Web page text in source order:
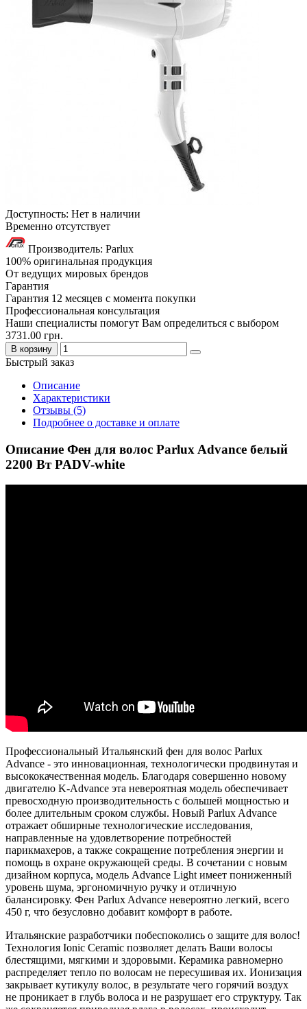
Доступность: Нет в наличии
Временно отсутствует
Производитель: Parlux
100% оригинальная продукция
От ведущих мировых брендов
Гарантия
Гарантия 12 месяцев с момента покупки
Профессиональная консультация
Наши специалисты помогут Вам определиться с выбором
3731.00 грн.
В корзину
Быстрый заказ
Описание
Характеристики
Отзывы (5)
Подробнее о доставке и оплате
Описание Фен для волос Parlux Advance белый
2200 Вт PADV-white
Профессиональный Итальянский фен для волос Parlux
Advance - это инновационная, технологически продвинутая и
высококачественная модель. Благодаря совершенно новому
двигателю K-Advance эта невероятная модель обеспечивает
превосходную производительность с большей мощностью и
более длительным сроком службы. Новый Parlux Advance
отражает обширные технологические исследования,
направленные на удовлетворение потребностей
парикмахеров, а также сокращение потребления энергии и
помощь в охране окружающей среды. В сочетании с новым
дизайном корпуса, модель Advance Light имеет пониженный
уровень шума, эргономичную ручку и отличную
балансировку. Фен Parlux Advance невероятно легкий, всего
450 г, что безусловно добавит комфорт в работе.
Итальянские разработчики побеспоколись о защите для волос!
Технология Ionic Ceramic позволяет делать Ваши волосы
блестящими, мягкими и здоровыми. Керамика равномерно
распределяет тепло по волосам не пересушивая их. Ионизация
закрывает кутикулу волос, в результате чего горячий воздух
не проникает в глубь волоса и не разрушает его структуру. Так